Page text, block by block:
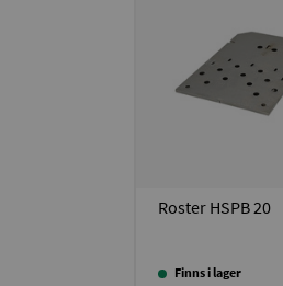
Roster HSPB 20
Finns i lager